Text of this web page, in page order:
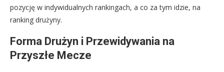
pozycję w indywidualnych rankingach, a co za tym idzie, na
ranking drużyny.
Forma Drużyn i Przewidywania na
Przyszłe Mecze